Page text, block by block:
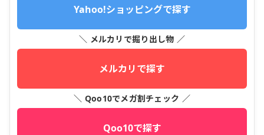
Yahoo!ショッピングで探す
＼ メルカリで掘り出し物 ／
メルカリで探す
＼ Qoo10でメガ割チェック ／
Qoo10で探す